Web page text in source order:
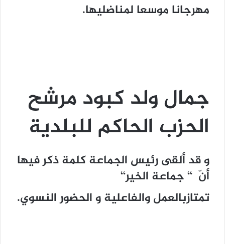
مهرجانا موسعا لمناضليها.
جمال ولد كبود مرشح
الحزب الحاكم للبلدية
و قد ألقى رئيس الجماعة كلمة ذكر فيها
أنّ ‘‘ جماعة الخير‘‘
تمتازبالعمل والفاعلية و الحضور النسوي.